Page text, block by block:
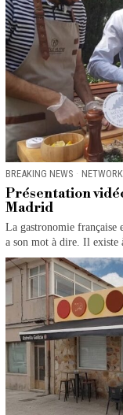
BREAKING NEWS ·
Présentation
Madrid
La gastronomie française
a son mot à dire. Il existe